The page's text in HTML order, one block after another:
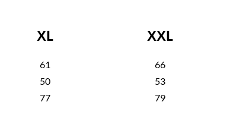
XL XXL
61
66
50
53
77 79